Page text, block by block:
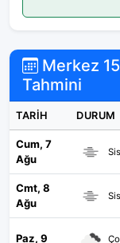
Merkez
Tahmini
TARIH DURUM
Cum, 7
Ağu
Cmt, 8
Ağu
Paz, 9